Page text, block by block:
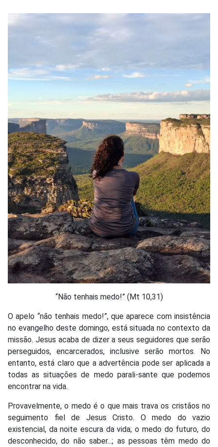
“Não tenhais medo!” (Mt 10,31)
O apelo “não tenhais medo!”, que aparece com insistência
no evangelho deste domingo, está situada no contexto da
missão. Jesus acaba de dizer a seus seguidores que serão
perseguidos, encarcerados, inclusive serão mortos. No
entanto, está claro que a advertência pode ser aplicada a
todas as situações de medo parali-sante que podemos
encontrar na vida.
Provavelmente, o medo é o que mais trava os cristãos no
seguimento fiel de Jesus Cristo. O medo do vazio
existencial, da noite escura da vida; o medo do futuro, do
desconhecido, do não saber...; as pessoas têm medo do